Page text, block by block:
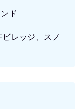
ド
ビレッジ、スノ